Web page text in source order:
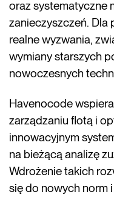
oraz systematyczne
zanieczyszczeń.
realne wyzwania,
wymiany starszych
nowoczesnych
Havenocode
zarządzaniu flotą i
innowacyjnym
na bieżącą analizę
Wdrożenie takich
się do nowych norm